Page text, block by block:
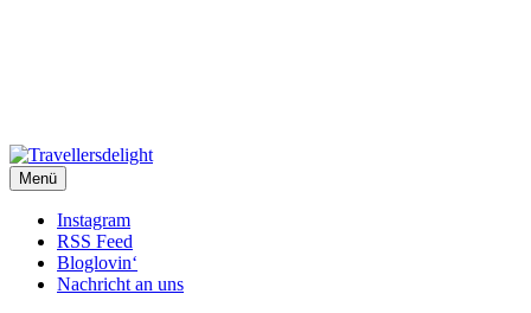
Travellersdelight
TRAVEL – LIVESTYLE – PHOTOGRAPHY
Menü
Instagram
RSS Feed
Bloglovin‘
Nachricht an uns